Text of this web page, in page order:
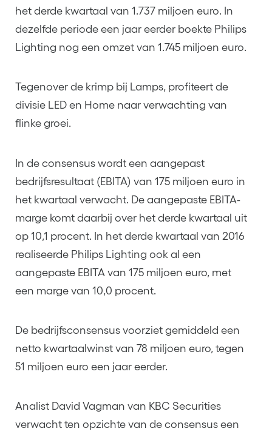
het derde kwartaal van 1.737 miljoen euro. In
dezelfde periode een jaar eerder boekte Philips
Lighting nog een omzet van 1.745 miljoen euro.
Tegenover de krimp bij Lamps, profiteert de
divisie LED en Home naar verwachting van
flinke groei.
In de consensus wordt een aangepast
bedrijfsresultaat (EBITA) van 175 miljoen euro in
het kwartaal verwacht. De aangepaste EBITA-
marge komt daarbij over het derde kwartaal uit
op 10,1 procent. In het derde kwartaal van 2016
realiseerde Philips Lighting ook al een
aangepaste EBITA van 175 miljoen euro, met
een marge van 10,0 procent.
De bedrijfsconsensus voorziet gemiddeld een
netto kwartaalwinst van 78 miljoen euro, tegen
51 miljoen euro een jaar eerder.
Analist David Vagman van KBC Securities
verwacht ten opzichte van de consensus een